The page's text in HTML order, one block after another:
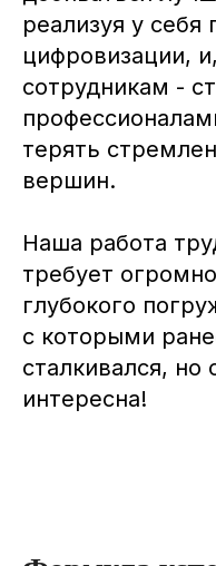
реализуя у себя
цифровизации,
сотрудникам -
терять
вершин.
Наша работа
требует
глубокого
с которыми
сталкивался, но
интересна!